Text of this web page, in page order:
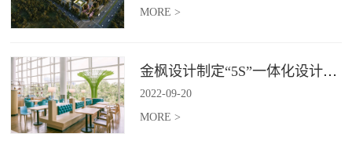
MORE >
金枫设计制定“5S”一体化设计标准，让商业全案设计导入团餐空间规划
2022-09-20
MORE >